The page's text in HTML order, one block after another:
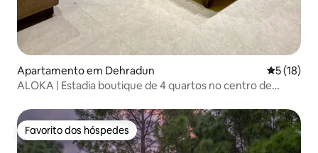
Apartamento em Dehradun
5 (18)
ALOKA | Estadia boutique de 4 quartos no centro de
Favorito dos hóspedes
Favorito dos hóspedes